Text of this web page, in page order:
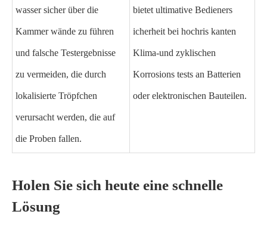
wasser sicher über die
Kammer wände zu führen
und falsche Testergebnisse
zu vermeiden, die durch
lokalisierte Tröpfchen
verursacht werden, die auf
die Proben fallen.
bietet ultimative Bedieners
icherheit bei hochris kanten
Klima-und zyklischen
Korrosions tests an Batterien
oder elektronischen Bauteilen.
Holen Sie sich heute eine schnelle
Lösung